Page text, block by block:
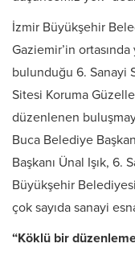
İzmir Büyükşehir
Gaziemir’in
bulunduğu 6. Sanayi
Sitesi Koruma
düzenlenen
Buca Belediye
Başkanı Ünal Işık, 6.
Büyükşehir
çok sayıda sanayi
“Köklü bir